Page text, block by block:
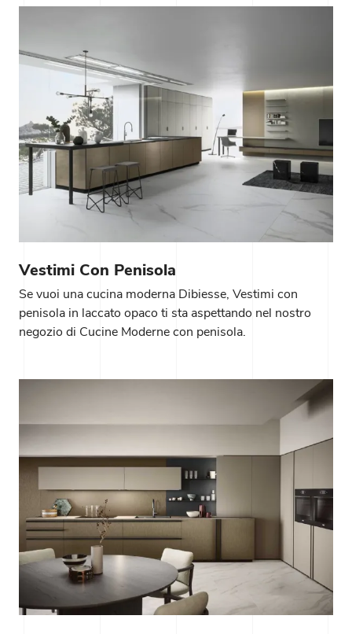
Vestimi Con Penisola
Se vuoi una cucina moderna Dibiesse, Vestimi con
penisola in laccato opaco ti sta aspettando nel nostro
negozio di Cucine Moderne con penisola.